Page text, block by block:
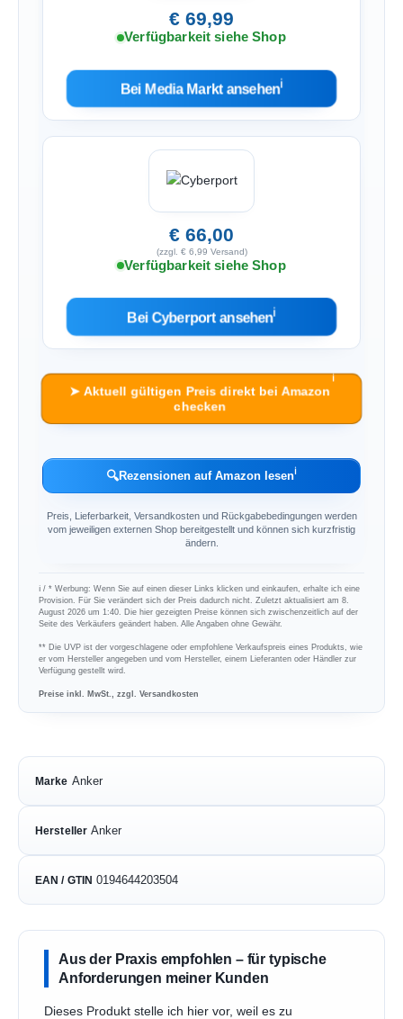
€ 69,99
Verfügbarkeit siehe Shop
Bei Media Markt ansehenℹ︎
€ 66,00
(zzgl. € 6,99 Versand)
Verfügbarkeit siehe Shop
Bei Cyberport ansehenℹ︎
➤ Aktuell gültigen Preis direkt bei Amazon
checken
ℹ︎
🔍Rezensionen auf Amazon lesenℹ︎
Preis, Lieferbarkeit, Versandkosten und Rückgabebedingungen werden
vom jeweiligen externen Shop bereitgestellt und können sich kurzfristig
ändern.
ℹ︎ / * Werbung: Wenn Sie auf einen dieser Links klicken und einkaufen, erhalte ich eine
Provision. Für Sie verändert sich der Preis dadurch nicht. Zuletzt aktualisiert am 8.
August 2026 um 1:40. Die hier gezeigten Preise können sich zwischenzeitlich auf der
Seite des Verkäufers geändert haben. Alle Angaben ohne Gewähr.
** Die UVP ist der vorgeschlagene oder empfohlene Verkaufspreis eines Produkts, wie
er vom Hersteller angegeben und vom Hersteller, einem Lieferanten oder Händler zur
Verfügung gestellt wird.
Preise inkl. MwSt., zzgl. Versandkosten
Marke Anker
Hersteller Anker
EAN / GTIN 0194644203504
Aus der Praxis empfohlen – für typische
Anforderungen meiner Kunden
Dieses Produkt stelle ich hier vor, weil es zu